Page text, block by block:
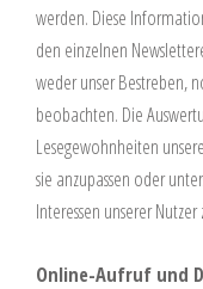
werden. Diese
den einzelnen
weder unser Bestreben,
beobachten. Die
Lesegewohnheiten
sie anzupassen oder
Interessen unserer Nutzer
Online-Aufruf und